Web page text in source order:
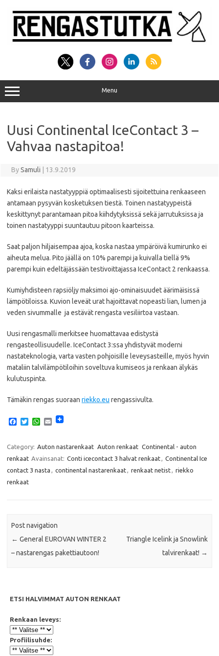
content
Menu
Uusi Continental IceContact 3 –
Vahvaa nastapitoa!
BySamuli 13.9.2019
Kaksi erilaista nastatyyppiä optimaalisesti sijoitettuina renkaaseen
antamaan pysyvän kosketuksen tiestä. Toinen nastatyypeistä
keskittynyt parantamaan pitoa kiihdytyksissä sekä jarrutuksissa ja
toinen nastatyyppi suuntautuu pitoon kaarteissa.
Saat paljon hiljaisempaa ajoa, koska nastaa ympäröivä kumirunko ei
aiheuta melua. Pito jäällä on 10% parempi ja kuivalla tiellä 9%
parempi kuin edeltäjässään testivoittajassa IceContact 2 renkaassa.
Kumiyhdisteen rapsiöljy maksimoi ajo-ominaisuudet äärimäisissä
lämpötiloissa. Kuvion leveät urat hajoittavat nopeasti lian, lumen ja
veden sivummalle ja estävät rengasta vesiliirtoa vastaan.
Uusi rengasmalli merkitsee huomattavaa edistystä
rengasteollisuudelle. IceContact 3:ssa yhdistyvät moderni
nastateknologia, varta vasten pohjoisille leveysasteille, myös hyvin
mataliin talvilämpötiloihin soveltuva kumiseos ja renkaan älykäs
kulutuspinta.
Tämäkin rengas suoraan riekko.eu rengassivulta.
e
b
o
o
T
t
t
e
r
W
t
A
p
E
i
Category: Auton nastarenkaat Auton renkaat Continental - auton
renkaat Avainsanat: Conti icecontact 3 halvat renkaat
Continental Ice
contact 3 nasta
continental nastarenkaat renkaat netist
riekko
renkaat
Post navigation
← General EUROVAN WINTER 2
– nastarengas pakettiautoon!
Triangle Icelink ja Snowlink
talvirenkaat! →
ETSI HALVIMMAT AUTON RENKAAT
Renkaan leveys:
Profiilisuhde: